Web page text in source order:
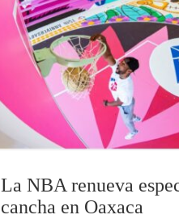
La NBA renueva
cancha en Oaxaca